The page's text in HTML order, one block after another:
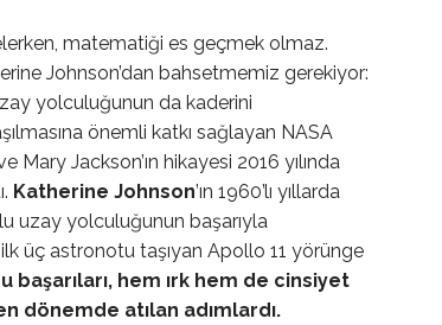
matematiği es geçmek olmaz.
Johnson’dan bahsetmemiz gerekiyor:
yolculuğunun da kaderini
önemli katkı sağlayan NASA
Jackson’ın hikayesi 2016 yılında
Katherine Johnson’ın 1960’lı yıllarda
uzay yolculuğunun başarıyla
ilk üç astronotu taşıyan Apollo 11 yörünge
başarıları, hem ırk hem de cinsiyet
dönemde atılan adımlardı.